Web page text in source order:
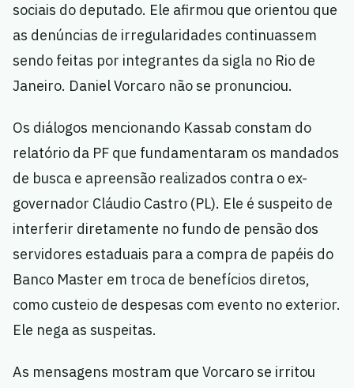
sociais do deputado. Ele afirmou que orientou que
as denúncias de irregularidades continuassem
sendo feitas por integrantes da sigla no Rio de
Janeiro. Daniel Vorcaro não se pronunciou.
Os diálogos mencionando Kassab constam do
relatório da PF que fundamentaram os mandados
de busca e apreensão realizados contra o ex-
governador Cláudio Castro (PL). Ele é suspeito de
interferir diretamente no fundo de pensão dos
servidores estaduais para a compra de papéis do
Banco Master em troca de benefícios diretos,
como custeio de despesas com evento no exterior.
Ele nega as suspeitas.
As mensagens mostram que Vorcaro se irritou